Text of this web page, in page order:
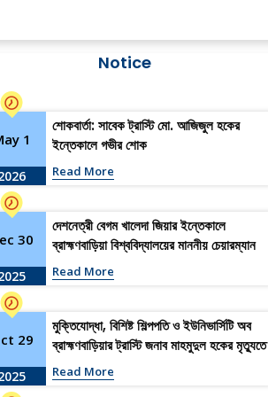
Notice
1
শোকবার্তা: সাবেক ট্রাস্টি মো. আজিজুল হকের
ইন্তেকালে গভীর শোক
Read More
30
দেশনেত্রী বেগম খালেদা জিয়ার ইন্তেকালে
ব্রাহ্মণবাড়িয়া বিশ্ববিদ্যালয়ের মাননীয় চেয়ারম্যান
(ভারপ্রাপ্ত) ও সকল ট্রাস্টিজের গভীর শোক ও
সমবেদনা
Read More
29
মুক্তিযোদ্ধা, বিশিষ্ট শিল্পপতি ও ইউনিভার্সিটি অব
ব্রাহ্মণবাড়িয়ার ট্রাস্টি জনাব মাহমুদুল হকের মৃত্যুতে
গভীর শোক প্রকাশ
Read More